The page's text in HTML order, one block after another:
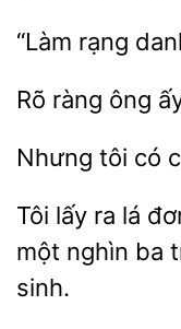
Rõ
Tôi lấy ra lá
một
ba
sinh.